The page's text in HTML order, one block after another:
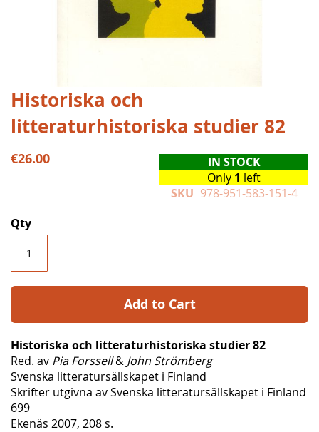
Skip
to
the
of
Historiska och
litteraturhistoriska studier 82
€26.00
IN STOCK
Only 1 left
SKU 978-951-583-151-4
Qty
Add to Cart
Historiska och litteraturhistoriska studier 82
Red. av Pia Forssell& John Strömberg
Svenska litteratursällskapet i Finland
Skrifter utgivna av Svenska litteratursällskapet i Finland
699
Ekenäs 2007, 208 s.